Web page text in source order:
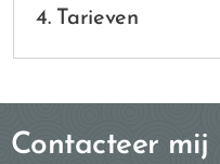
mee naar het eerste
4. Tarieven
Contacteer mij